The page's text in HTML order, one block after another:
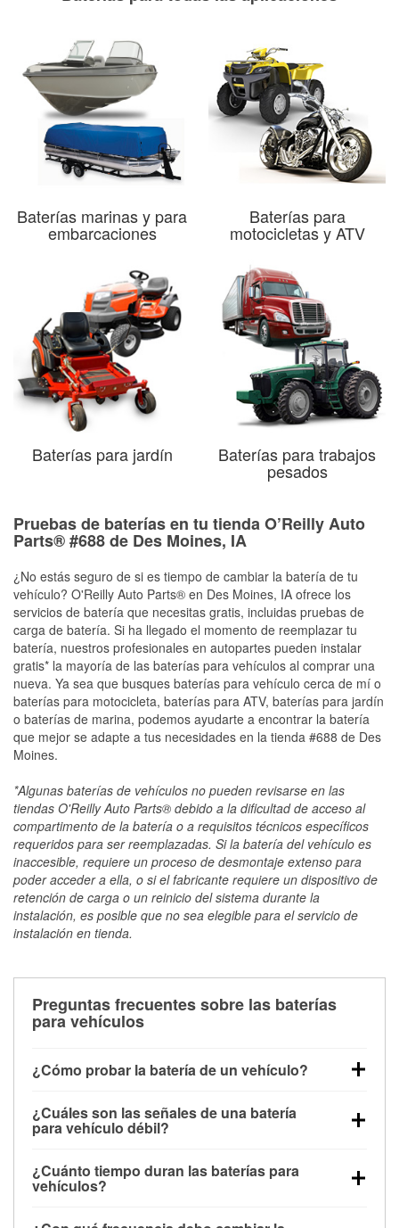
Baterías marinas y para
embarcaciones
Baterías para
motocicletas y ATV
Baterías para jardín Baterías para trabajos
pesados
Pruebas de baterías en tu tienda O’Reilly Auto
Parts® #688 de Des Moines, IA
¿No estás seguro de si es tiempo de cambiar la batería de tu
vehículo? O'Reilly Auto Parts® en Des Moines, IA ofrece los
servicios de batería que necesitas gratis, incluidas pruebas de
carga de batería. Si ha llegado el momento de reemplazar tu
batería, nuestros profesionales en autopartes pueden instalar
gratis* la mayoría de las baterías para vehículos al comprar una
nueva. Ya sea que busques baterías para vehículo cerca de mí o
baterías para motocicleta, baterías para ATV, baterías para jardín
o baterías de marina, podemos ayudarte a encontrar la batería
que mejor se adapte a tus necesidades en la tienda #688 de Des
Moines.
*Algunas baterías de vehículos no pueden revisarse en las
tiendas O'Reilly Auto Parts® debido a la dificultad de acceso al
compartimento de la batería o a requisitos técnicos específicos
requeridos para ser reemplazadas. Si la batería del vehículo es
inaccesible, requiere un proceso de desmontaje extenso para
poder acceder a ella, o si el fabricante requiere un dispositivo de
retención de carga o un reinicio del sistema durante la
instalación, es posible que no sea elegible para el servicio de
instalación en tienda.
Preguntas frecuentes sobre las baterías
para vehículos
¿Cómo probar la batería de un vehículo?
maneras. El método más rápido es utilizar un
multímetro: con el vehículo apagado, conecta los
voltaje: una batería en buen estado y totalmente
cargada debería indicar unos 12.6 voltios. Es
importante saber que las baterías descargadas a
¿Cuáles son las señales de una batería
para vehículo débil?
advertencia. Un arranque lento del motor, faros
tenues, chasquidos al girar la llave o luces de
¿Cuánto tiempo duran las baterías para
vehículos?